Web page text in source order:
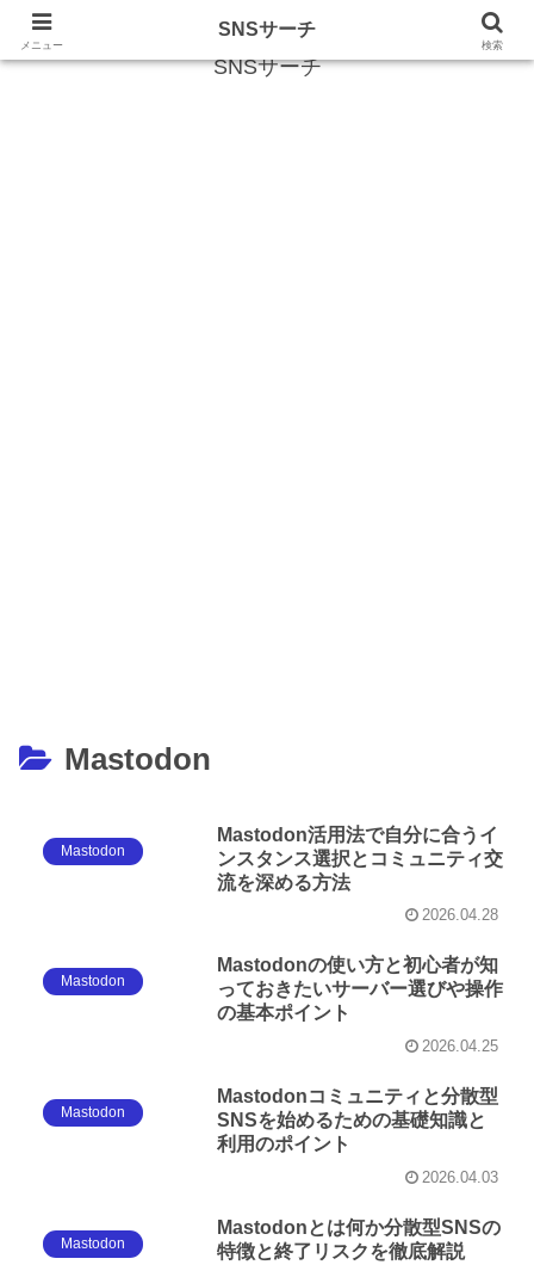
SNSサーチ
Mastodon
Mastodon
Mastodon活用法で自分に合うイ
ンスタンス選択とコミュニティ交
流を深める方法
2026.04.28
Mastodon
Mastodonの使い方と初心者が知
っておきたいサーバー選びや操作
の基本ポイント
2026.04.25
Mastodon
Mastodonコミュニティと分散型
SNSを始めるための基礎知識と
利用のポイント
2026.04.03
Mastodon
Mastodonとは何か分散型SNSの
特徴と終了リスクを徹底解説
メニュー
SNSサーチ
検索